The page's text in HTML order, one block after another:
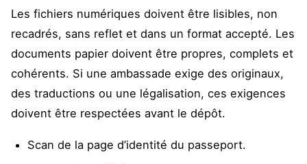
Les fichiers numériques doivent être lisibles, non
recadrés, sans reflet et dans un format accepté. Les
documents papier doivent être propres, complets et
cohérents. Si une ambassade exige des originaux,
des traductions ou une légalisation, ces exigences
doivent être respectées avant le dépôt.
Scan de la page d’identité du passeport.